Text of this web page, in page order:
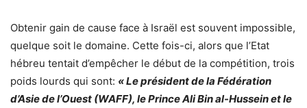
Obtenir gain de cause face à Israël est souvent impossible,
quelque soit le domaine. Cette fois-ci, alors que l’Etat
hébreu tentait d’empêcher le début de la compétition, trois
poids lourds qui sont: « Le président de la Fédération
d’Asie de l’Ouest (WAFF), le Prince Ali Bin al-Hussein et le